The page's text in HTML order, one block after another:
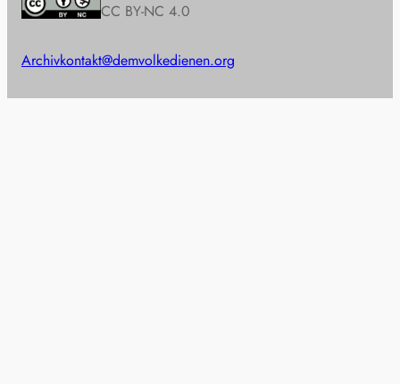
CC BY-NC 4.0
Archivkontakt@demvolkedienen.org